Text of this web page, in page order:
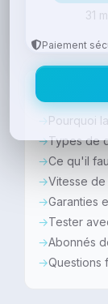
31
Pourquoi
Types de
Ce qu'il
Vitesse de
Garanties
Tester
Abonnés
Questions
Paiement